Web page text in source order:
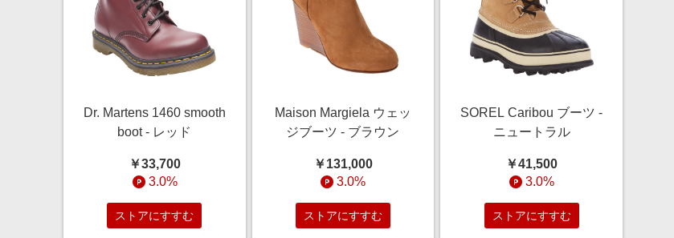
Dr. Martens 1460 smooth
boot - レッド
￥33,700
3.0%
ストアにすすむ
Maison Margiela ウェッ
ジブーツ - ブラウン
￥131,000
3.0%
ストアにすすむ
SOREL Caribou ブーツ -
ニュートラル
￥41,500
3.0%
ストアにすすむ